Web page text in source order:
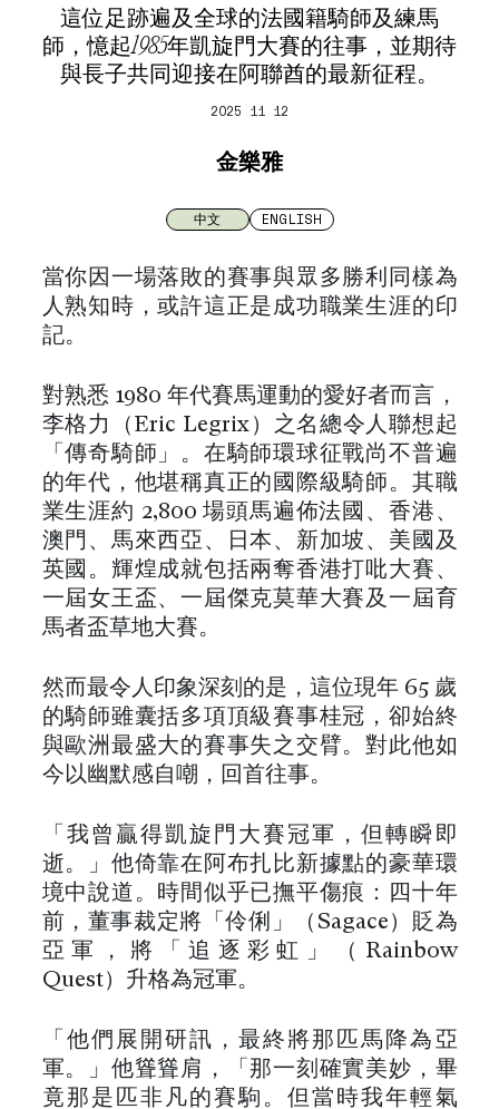
這位足跡遍及全球的法國籍騎師及練馬
師，憶起1985年凱旋門大賽的往事，並期待
與長子共同迎接在阿聯酋的最新征程。
2025 11 12
金樂雅
中文 ENGLISH
當你因一場落敗的賽事與眾多勝利同樣為
人熟知時，或許這正是成功職業生涯的印
記。
對熟悉 1980 年代賽馬運動的愛好者而言，
李格力（Eric Legrix）之名總令人聯想起
「傳奇騎師」。在騎師環球征戰尚不普遍
的年代，他堪稱真正的國際級騎師。其職
業生涯約 2,800 場頭馬遍佈法國、香港、
澳門、馬來西亞、日本、新加坡、美國及
英國。輝煌成就包括兩奪香港打吡大賽、
一屆女王盃、一屆傑克莫華大賽及一屆育
馬者盃草地大賽。
然而最令人印象深刻的是，這位現年 65 歲
的騎師雖囊括多項頂級賽事桂冠，卻始終
與歐洲最盛大的賽事失之交臂。對此他如
今以幽默感自嘲，回首往事。
「我曾贏得凱旋門大賽冠軍，但轉瞬即
逝。」他倚靠在阿布扎比新據點的豪華環
境中說道。時間似乎已撫平傷痕：四十年
前，董事裁定將「伶俐」（Sagace）貶為
亞軍，將「追逐彩虹」（Rainbow
Quest）升格為冠軍。
「他們展開研訊，最終將那匹馬降為亞
軍。」他聳聳肩，「那一刻確實美妙，畢
竟那是匹非凡的賽駒。但當時我年輕氣